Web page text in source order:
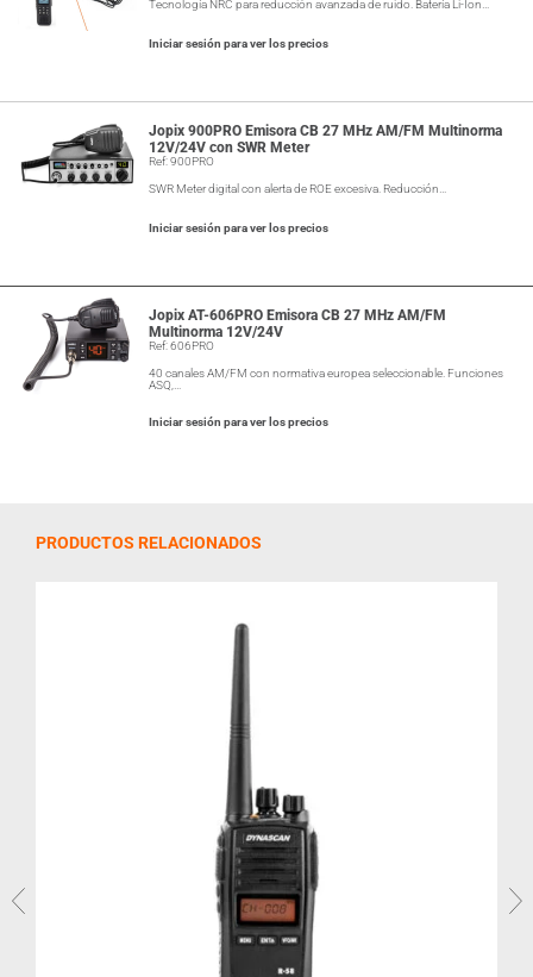
Tecnología NRC para reducción avanzada de ruido. Batería Li-Ion…
Iniciar sesión para ver los precios
Jopix 900PRO Emisora CB 27 MHz AM/FM Multinorma
12V/24V con SWR Meter
Ref: 900PRO
SWR Meter digital con alerta de ROE excesiva. Reducción…
Iniciar sesión para ver los precios
Jopix AT-606PRO Emisora CB 27 MHz AM/FM
Multinorma 12V/24V
Ref: 606PRO
40 canales AM/FM con normativa europea seleccionable. Funciones
ASQ,…
Iniciar sesión para ver los precios
PRODUCTOS RELACIONADOS